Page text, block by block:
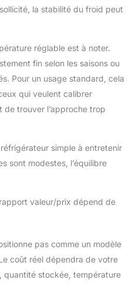
la stabilité du froid peut
réglable est à noter.
fin selon les saisons ou
Pour un usage standard, cela
qui veulent calibrer
trouver l’approche trop
simple à entretenir
sont modestes, l’équilibre
valeur/prix dépend de
pas comme un modèle
coût réel dépendra de votre
quantité stockée, température